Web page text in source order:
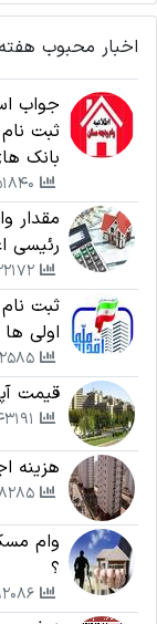
اخبار محبوب هفته
جواب
بانک
رئیسی
ثبت
اولی ها 1401
قیمت
هزینه
؟